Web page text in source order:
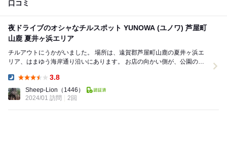
口コミ
夜ドライブのオシャなチルスポット YUNOWA (ユノワ) 芦屋町
山鹿 夏井ヶ浜エリア
チルアウトにうかがいました。 場所は、遠賀郡芦屋町山鹿の夏井ヶ浜エ
リア、はまゆう海岸通り沿いにあります。 お店の向かい側が、公園の一
3.8
Sheep-Lion （1446）
2024/01 訪問
2回